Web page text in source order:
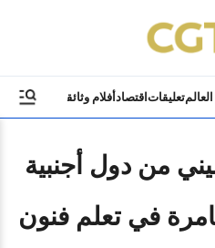
العالمتعليقات اقتصادأفلام وثائقية ثقافة
من دول أجنبية
في تعلم فنون